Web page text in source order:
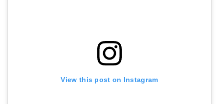
View this post on Instagram